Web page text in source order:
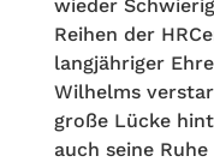
wieder
Reihen der
langjähriger
Wilhelms
große Lücke
auch seine